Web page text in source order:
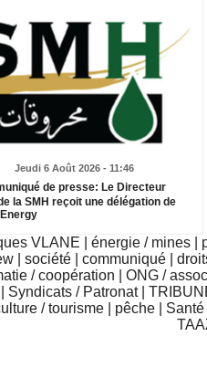
Jeudi 6 Août 2026 - 11:46
de presse: Le Directeur
la SMH reçoit une délégation de
VLANE énergie / mines
société communiqué
/ coopération
ONG /
Syndicats / Patronat
/ tourisme pêche Santé